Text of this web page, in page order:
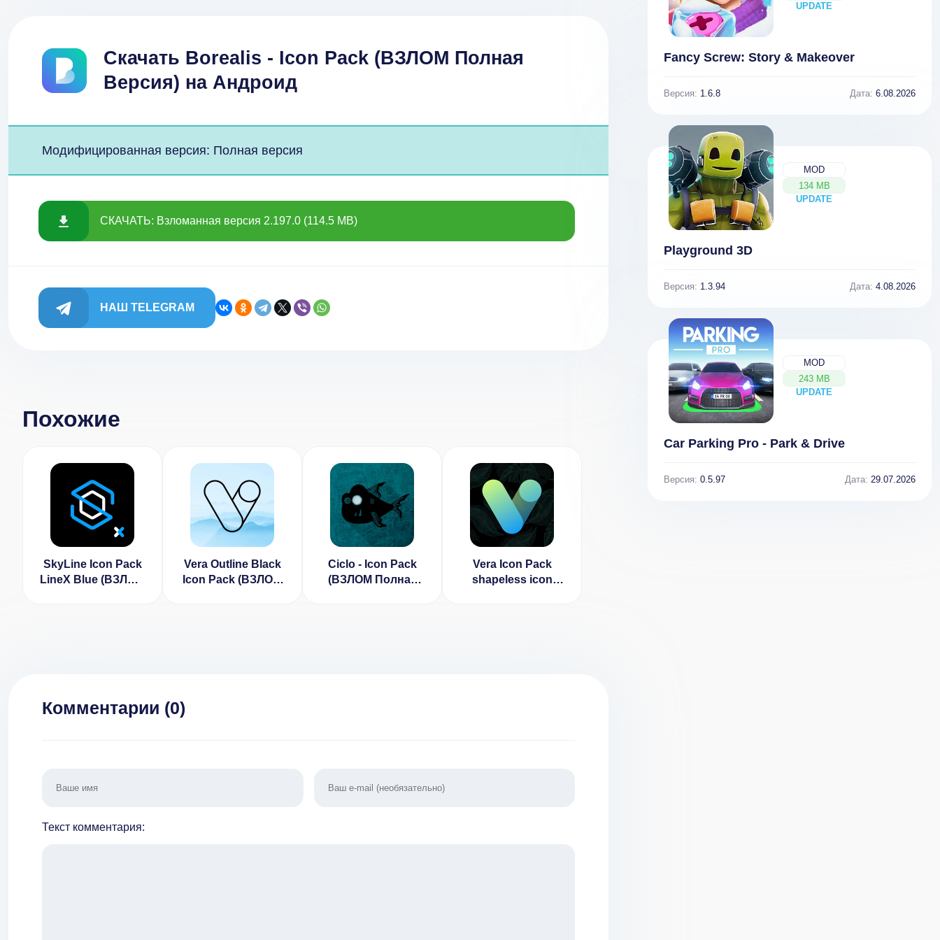
Скачать Borealis - Icon Pack (ВЗЛОМ Полная
Версия) на Андроид
Модифицированная версия: Полная версия
СКАЧАТЬ: Взломанная версия 2.197.0 (114.5 MB)
НАШ TELEGRAM
Похожие
SkyLine Icon Pack
LineX Blue (ВЗЛОМ
Vera Outline Black
Icon Pack (ВЗЛОМ
Ciclo - Icon Pack
(ВЗЛОМ Полная
Vera Icon Pack
shapeless icon
Комментарии (0)
Текст комментария:
UPDATE
NEW
Fancy Screw: Story & Makeover
Версия: 1.6.8 Дата: 6.08.2026
MOD
134 MB
UPDATE
NEW
Playground 3D
Версия: 1.3.94 Дата: 4.08.2026
MOD
243 MB
UPDATE
NEW
Car Parking Pro - Park & Drive
Версия: 0.5.97 Дата: 29.07.2026